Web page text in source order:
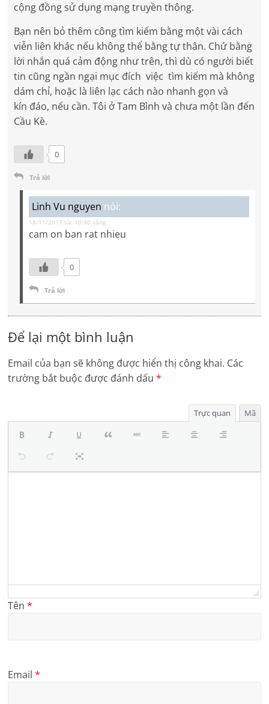
cộng đồng sử dụng mạng truyền thông.
Bạn nên bỏ thêm công tìm kiếm bằng một vài cách
viễn liên khác nếu không thể bằng tự thân. Chứ bằng
lời nhắn quá cảm động như trên, thì dù có người biết
tin cũng ngần ngại mục đích việc tìm kiếm mà không
dám chỉ, hoặc là liên lạc cách nào nhanh gọn và
kín đáo, nếu cần. Tôi ở Tam Bình và chưa một lần đến
Cầu Kè.
0
Trả lời
Linh Vu nguyen nói:
18/11/2017 lúc 10:40 sáng
cam on ban rat nhieu
0
Trả lời
Để lại một bình luận
Email của bạn sẽ không được hiển thị công khai. Các
trường bắt buộc được đánh dấu*
Trực quan Mã
Tên*
Email*